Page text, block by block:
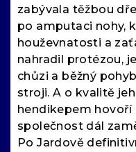
zabývala těžbou
po amputaci nohy,
houževnatosti a
nahradil protézou,
chůzi a běžný
stroji. A o kvalitě
hendikepem hovoří
společnost dál
Po Jardově